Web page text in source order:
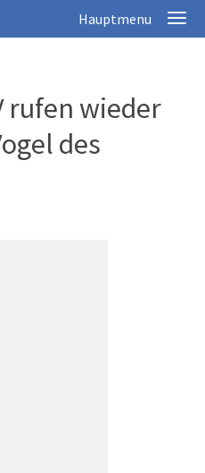
rufen wieder
des